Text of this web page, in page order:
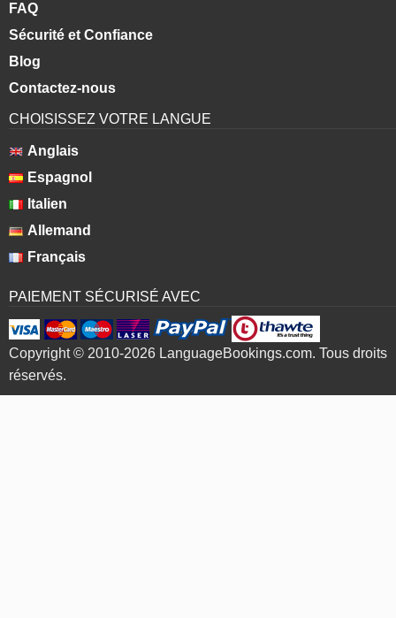
FAQ
Sécurité et Confiance
Blog
Contactez-nous
CHOISISSEZ VOTRE LANGUE
Anglais
Espagnol
Italien
Allemand
Français
PAIEMENT SÉCURISÉ AVEC
Copyright © 2010-2026 LanguageBookings.com. Tous droits
réservés.